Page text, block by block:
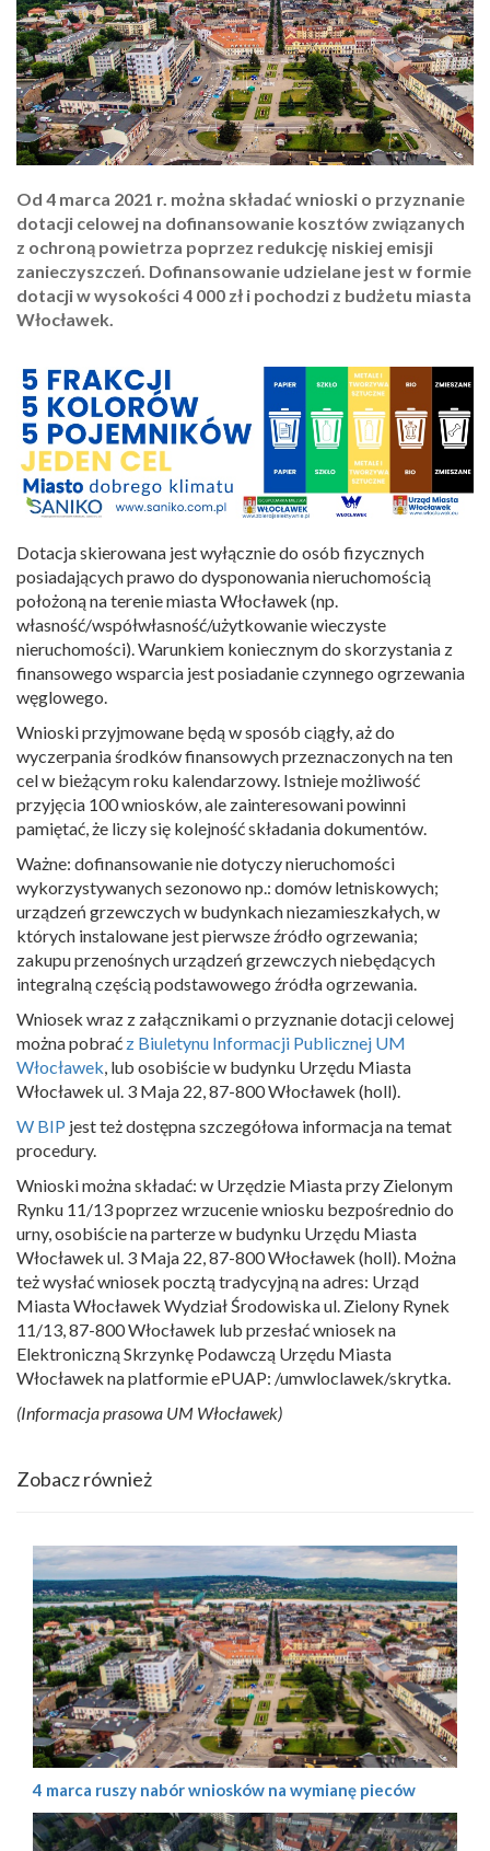
Od 4 marca 2021 r. można składać wnioski o przyznanie
dotacji celowej na dofinansowanie kosztów związanych
z ochroną powietrza poprzez redukcję niskiej emisji
zanieczyszczeń. Dofinansowanie udzielane jest w formie
dotacji w wysokości 4 000 zł i pochodzi z budżetu miasta
Włocławek.
Dotacja skierowana jest wyłącznie do osób fizycznych
posiadających prawo do dysponowania nieruchomością
położoną na terenie miasta Włocławek (np.
własność/współwłasność/użytkowanie wieczyste
nieruchomości). Warunkiem koniecznym do skorzystania z
finansowego wsparcia jest posiadanie czynnego ogrzewania
węglowego.
Wnioski przyjmowane będą w sposób ciągły, aż do
wyczerpania środków finansowych przeznaczonych na ten
cel w bieżącym roku kalendarzowy. Istnieje możliwość
przyjęcia 100 wniosków, ale zainteresowani powinni
pamiętać, że liczy się kolejność składania dokumentów.
Ważne: dofinansowanie nie dotyczy nieruchomości
wykorzystywanych sezonowo np.: domów letniskowych;
urządzeń grzewczych w budynkach niezamieszkałych, w
których instalowane jest pierwsze źródło ogrzewania;
zakupu przenośnych urządzeń grzewczych niebędących
integralną częścią podstawowego źródła ogrzewania.
Wniosek wraz z załącznikami o przyznanie dotacji celowej
można pobrać z Biuletynu Informacji Publicznej UM
Włocławek, lub osobiście w budynku Urzędu Miasta
Włocławek ul. 3 Maja 22, 87-800 Włocławek (holl).
W BIP jest też dostępna szczegółowa informacja na temat
procedury.
Wnioski można składać: w Urzędzie Miasta przy Zielonym
Rynku 11/13 poprzez wrzucenie wniosku bezpośrednio do
urny, osobiście na parterze w budynku Urzędu Miasta
Włocławek ul. 3 Maja 22, 87-800 Włocławek (holl). Można
też wysłać wniosek pocztą tradycyjną na adres: Urząd
Miasta Włocławek Wydział Środowiska ul. Zielony Rynek
11/13, 87-800 Włocławek lub przesłać wniosek na
Elektroniczną Skrzynkę Podawczą Urzędu Miasta
Włocławek na platformie ePUAP: /umwloclawek/skrytka.
(Informacja prasowa UM Włocławek)
Zobacz również
4 marca ruszy nabór wniosków na wymianę pieców